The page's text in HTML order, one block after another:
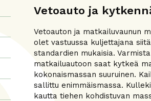
Vetoauto ja
Vetoauton ja matkailuvaunun
olet vastuussa kuljettajana
standardien mukaisia.
matkailuautoon saat kytkeä
kokonaismassan suuruinen.
sallittu enimmäismassa.
kautta tiehen kohdistuvan